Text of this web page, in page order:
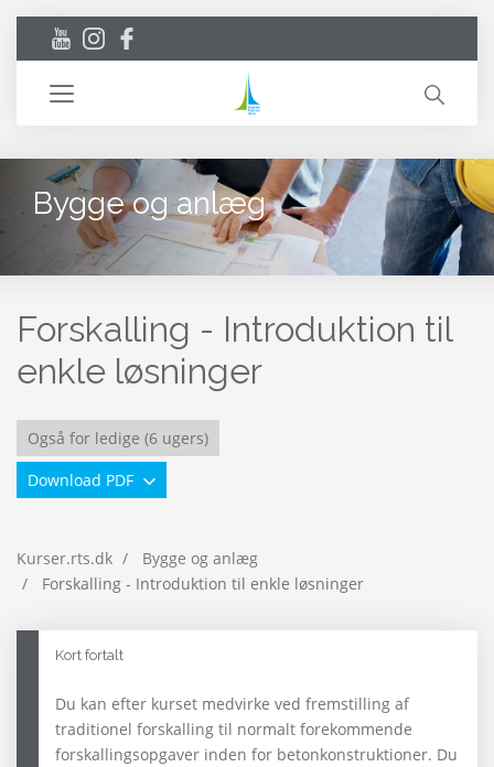
Toggle
Bygge og anlæg
Forskalling - Introduktion til
enkle løsninger
Også for ledige (6 ugers)
Download PDF
Kurser.rts.dk
Bygge og anlæg
Forskalling - Introduktion til enkle løsninger
Kort fortalt
Du kan efter kurset medvirke ved fremstilling af
traditionel forskalling til normalt forekommende
forskallingsopgaver inden for betonkonstruktioner. Du